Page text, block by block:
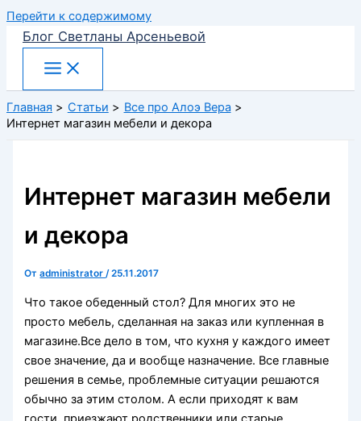
Перейти к содержимому
Блог Светланы Арсеньевой
Главная Статьи
Все про Алоэ Вера
Интернет магазин мебели и декора
Интернет магазин мебели
и декора
Отadministrator/25.11.2017
Что такое обеденный стол? Для многих это не
просто мебель, сделанная на заказ или купленная в
магазине.Все дело в том, что кухня у каждого имеет
свое значение, да и вообще назначение. Все главные
решения в семье, проблемные ситуации решаются
обычно за этим столом. А если приходят к вам